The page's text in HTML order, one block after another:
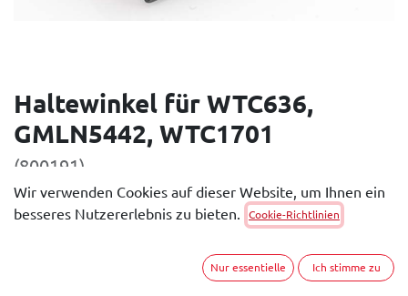
Haltewinkel für WTC636,
GMLN5442, WTC1701
(800191)
Der WeTech Haltewinkel dient zur Befestigung der
Ladehalterung. Durch die seitlichen Langlöcher, ist die
Wir verwenden Cookies auf dieser Website, um Ihnen ein
besseres Nutzererlebnis zu bieten.
Cookie-Richtlinien
Nur essentielle Ich stimme zu